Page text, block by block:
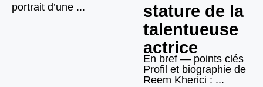
portrait d’une ...
stature de la
talentueuse
actrice
En bref — points clés
Profil et biographie de
Reem Kherici : ...